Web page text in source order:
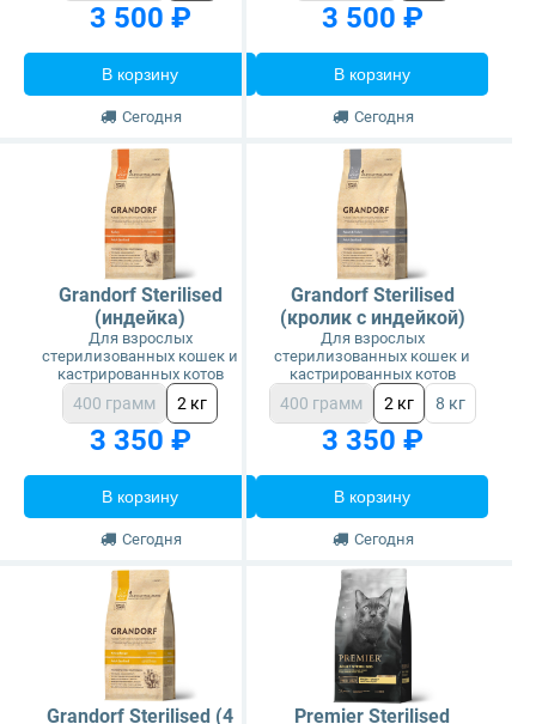
3 500 ₽
В корзину
Сегодня
3 500 ₽
В корзину
Сегодня
Grandorf Sterilised
(индейка)
Для взрослых
стерилизованных кошек и
кастрированных котов
400 грамм 2 кг
3 350 ₽
В корзину
Сегодня
Grandorf Sterilised
(кролик с индейкой)
Для взрослых
стерилизованных кошек и
кастрированных котов
400 грамм 2 кг 8 кг
3 350 ₽
В корзину
Сегодня
Grandorf Sterilised (4 Premier Sterilised